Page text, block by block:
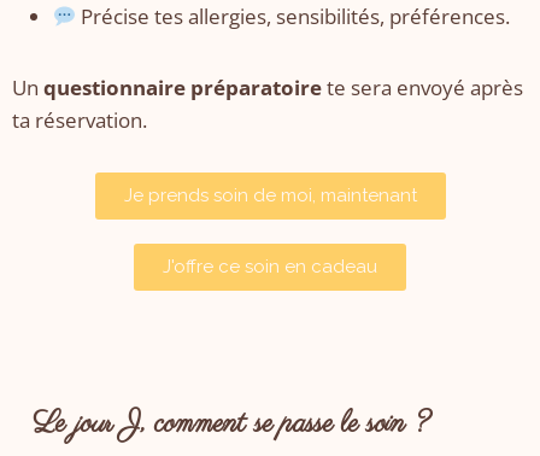
Précise tes allergies, sensibilités, préférences.
Un questionnaire préparatoirete sera envoyé après
ta réservation.
Je prends soin de moi, maintenant
J'offre ce soin en cadeau
Le jour J, comment se passe le soin ?